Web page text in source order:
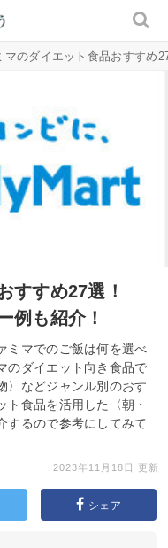
マのダイエット食品おすすめ
すすめ27選！
例も紹介！
ミマでのご飯は何を選べ
のダイエット向き食品で
〉などジャンル別のおす
食品を活用した〈朝・
するので参考にしてみて
2023年11月18日 更新
シェア